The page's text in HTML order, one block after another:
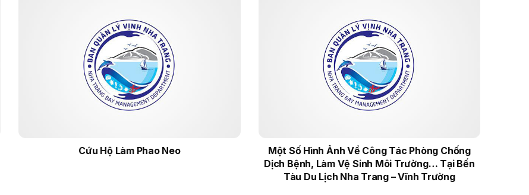
Cứu Hộ Làm Phao Neo
Một Số Hình Ảnh Về Công Tác Phòng Chống
Dịch Bệnh, Làm Vệ Sinh Môi Trường… Tại Bến
Tàu Du Lịch Nha Trang – Vĩnh Trường